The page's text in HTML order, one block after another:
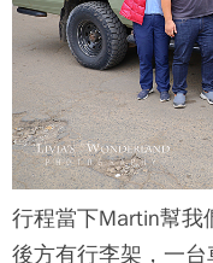
行程當下Martin幫我
後方有行李架，一台